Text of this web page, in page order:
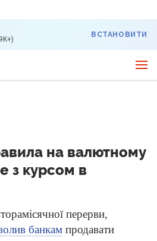
ВСТАНОВИТИ
на валютному
з курсом в
перерви,
банкам продавати